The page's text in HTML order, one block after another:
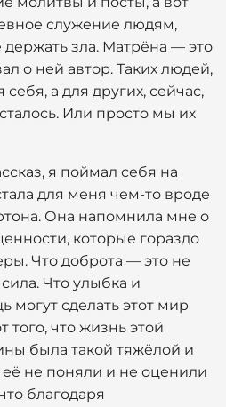
служение людям,
зла. Матрёна — это
о ней автор. Таких людей,
а для других, сейчас,
Или просто мы их
я поймал себя на
для меня чем-то вроде
Она напомнила мне о
которые гораздо
Что доброта — это не
Что улыбка и
могут сделать этот мир
того, что жизнь этой
была такой тяжёлой и
не поняли и не оценили
благодаря